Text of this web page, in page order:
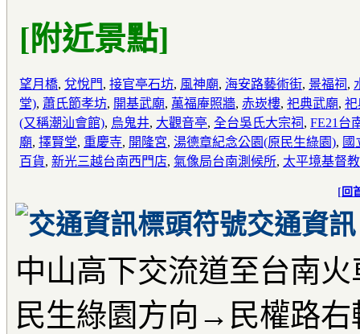
[附近景點]
望月橋, 兌悅門, 接官亭石坊, 風神廟, 海安路藝術街, 景福祠 ,
堂), 蕭氏節孝坊, 開基武廟, 萬福庵照牆, 赤崁樓, 祀典武廟, 祀
(又稱潮汕會館), 烏鬼井, 大觀音亭, 全台吳氏大宗祠 , FE21台
廟, 擇賢堂, 重慶寺, 開隆宮, 湯德章紀念公園(原民生綠園), 國
百貨, 新光三越台南西門店, 氣像局台南測候所, 太平境基督
[ 回
交通資訊
中山高下交流道至台南
民生綠園方向→民權路